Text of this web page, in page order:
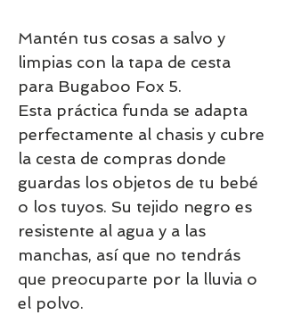
Mantén tus cosas a salvo y
limpias con la tapa de cesta
para Bugaboo Fox 5.
Esta práctica funda se adapta
perfectamente al chasis y cubre
la cesta de compras donde
guardas los objetos de tu bebé
o los tuyos. Su tejido negro es
resistente al agua y a las
manchas, así que no tendrás
que preocuparte por la lluvia o
el polvo.